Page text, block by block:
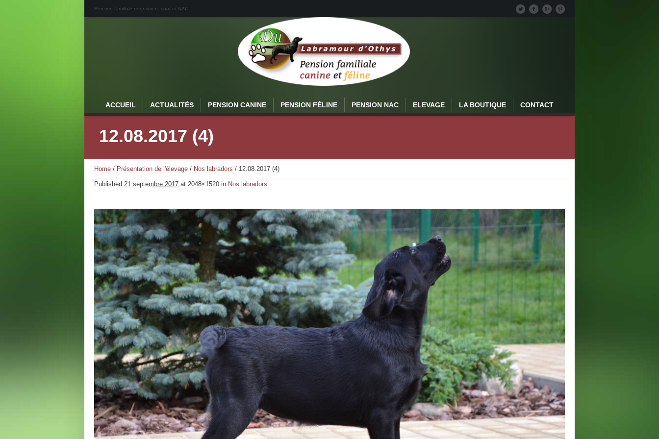
Pension familiale pour chien, chat et NAC
ACCUEIL ACTUALITÉS PENSION CANINE PENSION FÉLINE PENSION NAC ELEVAGE LA BOUTIQUE CONTACT
12.08.2017 (4)
Home / Présentation de l'élevage / Nos labradors / 12.08.2017 (4)
Published 21 septembre 2017 at 2048×1520 in Nos labradors.